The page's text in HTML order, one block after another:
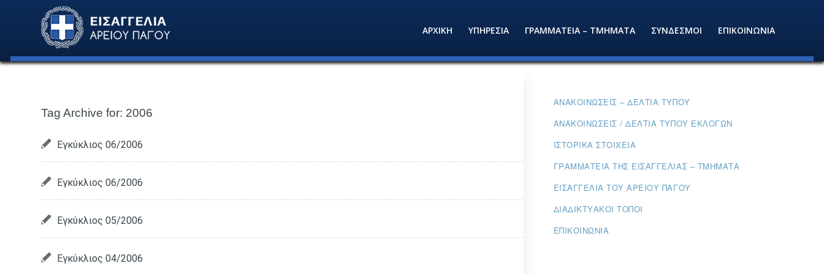
ΑΡΧΙΚΗ ΥΠΗΡΕΣΙΑ ΓΡΑΜΜΑΤΕΙΑ – ΤΜΗΜΑΤΑ ΣΥΝΔΕΣΜΟΙ ΕΠΙΚΟΙΝΩΝΙΑ
Tag Archive for: 2006
Εγκύκλιος 06/2006
Εγκύκλιος 06/2006
Εγκύκλιος 05/2006
Εγκύκλιος 04/2006
ΑΝΑΚΟΙΝΏΣΕΙΣ – ΔΕΛΤΊΑ ΤΎΠΟΥ
ΑΝΑΚΟΙΝΏΣΕΙΣ / ΔΕΛΤΊΑ ΤΎΠΟΥ ΕΚΛΟΓΏΝ
ΙΣΤΟΡΙΚΆ ΣΤΟΙΧΕΊΑ
ΓΡΑΜΜΑΤΕΊΑ ΤΗΣ ΕΙΣΑΓΓΕΛΊΑΣ – ΤΜΉΜΑΤΑ
ΕΙΣΑΓΓΕΛΊΑ ΤΟΥ ΑΡΕΊΟΥ ΠΆΓΟΥ
ΔΙΑΔΙΚΤΥΑΚΟΊ ΤΌΠΟΙ
ΕΠΙΚΟΙΝΩΝΊΑ